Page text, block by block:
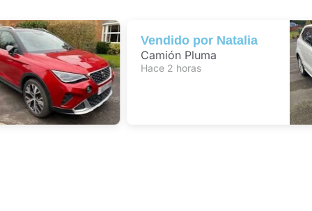
Vendido porNatalia
Camión Pluma
Hace 2 horas